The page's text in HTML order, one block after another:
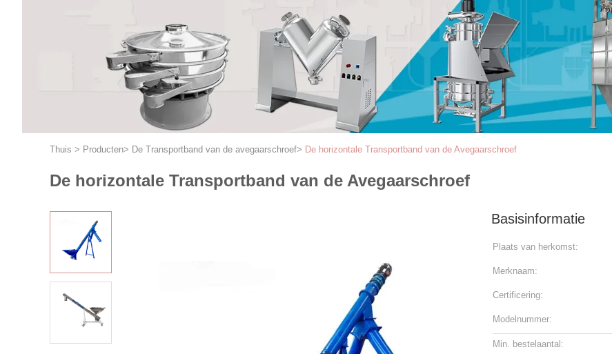
Thuis > Producten> De Transportband van de avegaarschroef> De horizontale Transportband van de Avegaarschroef
De horizontale Transportband van de Avegaarschroef
Basisinformatie
Plaats van herkomst:
Merknaam:
Certificering:
Modelnummer:
Min. bestelaantal: